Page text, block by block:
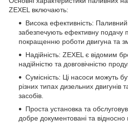
ZEXEL включають:
Висока ефективність:
забезпечують ефективну подачу
покращенню роботи двигуна та
Надійність: ZEXEL є відомим
надійністю та довговічністю
Сумісність: Ці насоси можуть
різних типах дизельних двигунів
засобів.
Проста установка та
добре документовані та відносно